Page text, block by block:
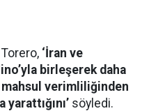
‘İran ve
birleşerek daha
verimliliğinden
söyledi.